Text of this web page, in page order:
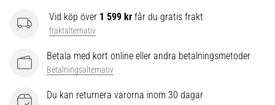
Löparknä:
Orsaker,
behandling
och
förebyggande
Löparknä,
Vid köp över 1 599 kr får du gratis frakt
fraktalternativ
Betala med kort online eller andra betalningsmetoder
Betalningsalternativ
Du kan returnera varorna inom 30 dagar